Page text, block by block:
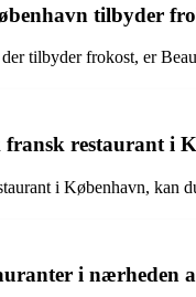
tilbyder
tilbyder frokost, er
restaurant i
i København, kan
i nærheden